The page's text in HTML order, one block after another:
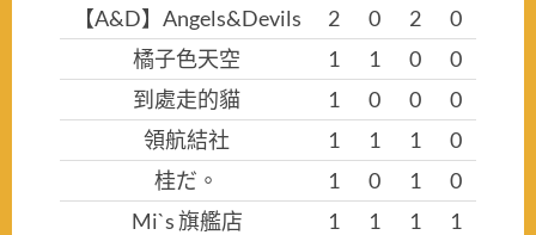
【A&D】Angels&Devils
2 0 2
0
橘子色天空
1 1 0
0
到處走的貓
1 0 0
0
領航結社
1 1 1
0
桂だ。
1 0 1
0
Mi`s 旗艦店
1 1 1
1